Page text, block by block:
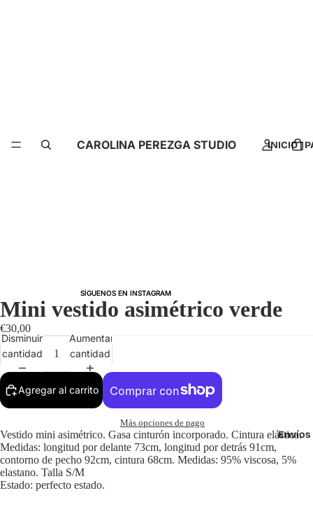
CAROLINA PEREZGA STUDIO INICIO |
SÍGUENOS EN INSTAGRAM
SÍGUENOS EN INSTAGRAM
Mini vestido asimétrico verde
€30,00
Disminuir
cantidad
Aumentar
cantidad
Agregar al carrito
Más opciones de pago
Vestido mini asimétrico. Gasa cinturón incorporado. Cintura elástica.
Medidas: longitud por delante 73cm, longitud por detrás 91cm,
contorno de pecho 92cm, cintura 68cm. Medidas: 95% viscosa, 5%
elastano. Talla S/M
Estado: perfecto estado.